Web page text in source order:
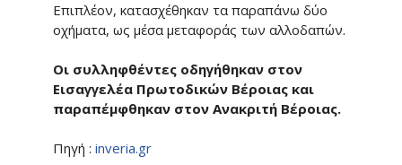
Επιπλέον, κατασχέθηκαν τα παραπάνω δύο
οχήματα, ως μέσα μεταφοράς των αλλοδαπών.
Οι συλληφθέντες οδηγήθηκαν στον
Εισαγγελέα Πρωτοδικών Βέροιας και
παραπέμφθηκαν στον Ανακριτή Βέροιας.
Πηγή : inveria.gr